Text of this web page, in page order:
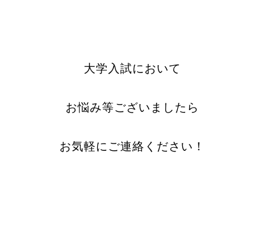
大学入試において
お悩み等ございましたら
お気軽にご連絡ください！